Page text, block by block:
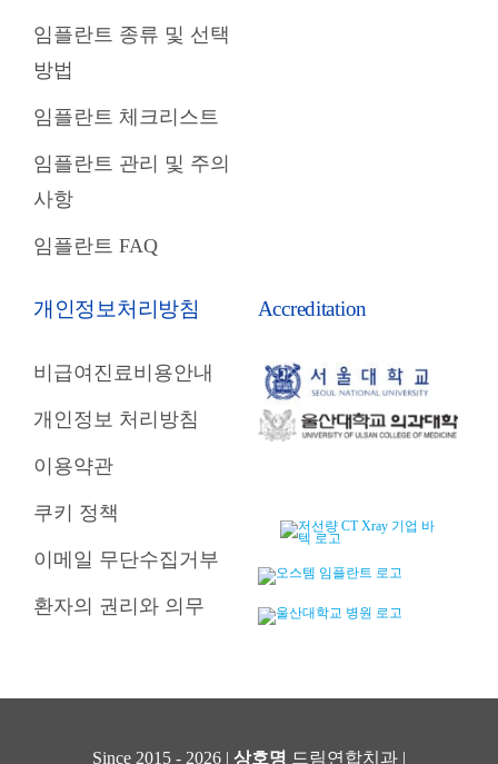
임플란트 종류 및 선택
방법
임플란트 체크리스트
임플란트 관리 및 주의
사항
임플란트 FAQ
개인정보처리방침
비급여진료비용안내
개인정보 처리방침
이용약관
쿠키 정책
이메일 무단수집거부
환자의 권리와 의무
Accreditation
Since 2015 - 2026 | 상호명 드림연합치과 |